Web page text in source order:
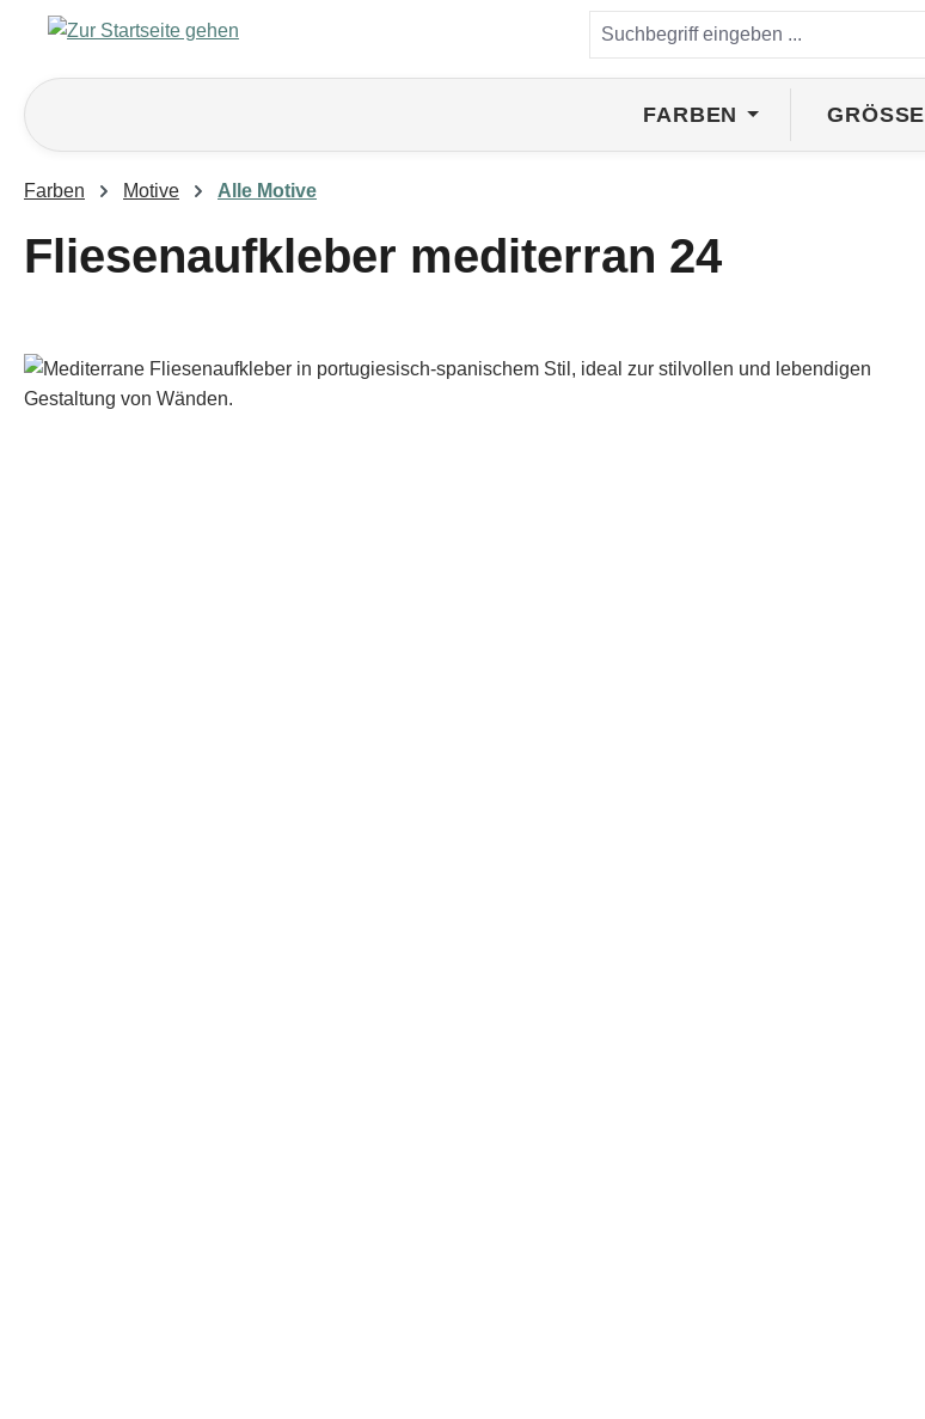
Hauptinhalt springen
Zur Suche springen
Zur Hauptnavigation springen
FARBEN GRÖSSEN
Farben Motive Alle Motive
Fliesenaufkleber mediterran 24
Bildergalerie überspringen